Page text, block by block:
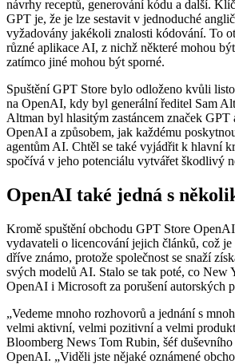
návrhy receptů, generování kódu a další.
GPT je, že je lze sestavit v jednoduché
vyžadovány jakékoli znalosti kódování. To
různé aplikace AI, z nichž některé mohou
zatímco jiné mohou být sporné.
Spuštění GPT Store bylo odloženo kvůli
na OpenAI, kdy byl generální ředitel Sam
Altman byl hlasitým zastáncem značek GPT
OpenAI a způsobem, jak každému
agentům AI. Chtěl se také vyjádřit k hlavní
spočívá v jeho potenciálu vytvářet škodlivý
OpenAI také jedná s
Kromě spuštění obchodu GPT Store
vydavateli o licencování jejich článků, což
dříve známo, protože společnost se snaží
svých modelů AI. Stalo se tak poté, co New
OpenAI i Microsoft za porušení autorských
„Vedeme mnoho rozhovorů a jednání s
velmi aktivní, velmi pozitivní a velmi
Bloomberg News Tom Rubin, šéf
OpenAI. „Viděli jste nějaké oznámené